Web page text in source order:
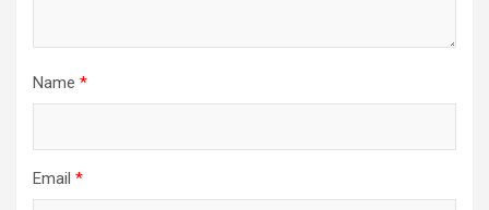
Name *
Email *